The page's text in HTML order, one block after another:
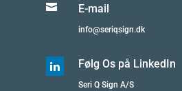
 E-mail
info@seriqsign.dk
 Følg Os på LinkedIn
Seri Q Sign A/S